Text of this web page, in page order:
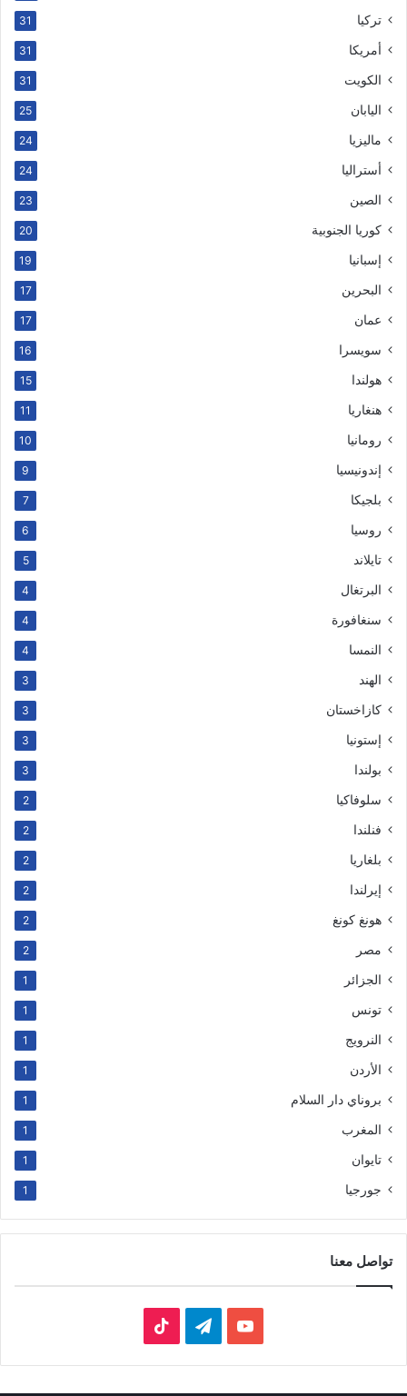
تركيا 31
أمريكا 31
الكويت 31
اليابان 25
ماليزيا 24
أستراليا 24
الصين 23
كوريا الجنوبية 20
إسبانيا 19
البحرين 17
عمان 17
سويسرا 16
هولندا 15
هنغاريا 11
رومانيا 10
إندونيسيا 9
بلجيكا 7
روسيا 6
تايلاند 5
البرتغال 4
سنغافورة 4
النمسا 4
الهند 3
كازاخستان 3
إستونيا 3
بولندا 3
سلوفاكيا 2
فنلندا 2
بلغاريا 2
إيرلندا 2
هونغ كونغ 2
مصر 2
الجزائر 1
تونس 1
النرويج 1
الأردن 1
بروناي دار السلام 1
المغرب 1
تايوان 1
جورجيا 1
تواصل معنا
‫YouTubeتيلقرام